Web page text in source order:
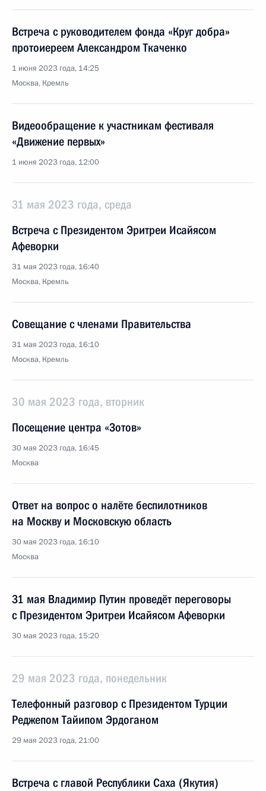
Встреча с руководителем фонда «Круг добра»
протоиереем Александром Ткаченко
1 июня 2023 года, 14:25
Москва, Кремль
Видеообращение к участникам фестиваля
«Движение первых»
1 июня 2023 года, 12:00
31 мая 2023 года, среда
Встреча с Президентом Эритреи Исайясом
Афеворки
31 мая 2023 года, 16:40
Москва, Кремль
Совещание с членами Правительства
31 мая 2023 года, 16:10
Москва, Кремль
30 мая 2023 года, вторник
Посещение центра «Зотов»
30 мая 2023 года, 16:45
Москва
Ответ на вопрос о налёте беспилотников
на Москву и Московскую область
30 мая 2023 года, 16:10
Москва
31 мая Владимир Путин проведёт переговоры
с Президентом Эритреи Исайясом Афеворки
30 мая 2023 года, 15:20
29 мая 2023 года, понедельник
Телефонный разговор с Президентом Турции
Реджепом Тайипом Эрдоганом
29 мая 2023 года, 21:00
Встреча с главой Республики Саха (Якутия)